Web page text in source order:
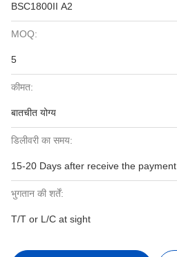
BSC1800II A2
MOQ:
5
कीमत:
बातचीत योग्य
डिलीवरी का समय:
15-20 Days after receive the payment
भुगतान की शर्तें:
T/T or L/C at sight